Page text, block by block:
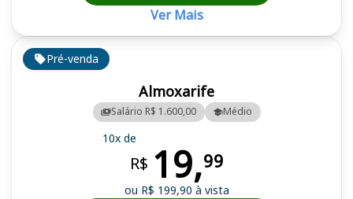
Pré-venda
Almoxarife
Salário R$ 1.600,00 Médio
10x de
R$ 19,99
ou R$ 199,90 à vista
Ver Mais